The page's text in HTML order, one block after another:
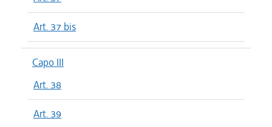
Art. 37 bis
Capo III
Art. 38
Art. 39